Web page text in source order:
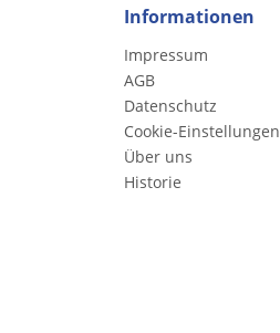
Informationen
Impressum
AGB
Datenschutz
Cookie-Einstellungen
Über uns
Historie